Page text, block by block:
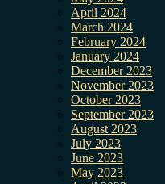
April 2024
March 2024
February 2024
January 2024
December 2023
November 2023
October 2023
September 2023
August 2023
July 2023
June 2023
May 2023